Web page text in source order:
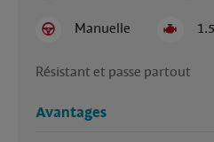
Manuelle
Résistant et passe partout
Avantages